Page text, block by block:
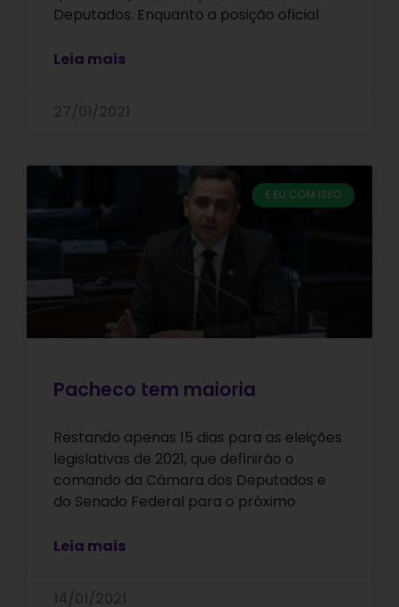
Deputados. Enquanto a posição oficial
Leia mais
E EU COM ISSO
Pacheco tem maioria
Restando apenas 15 dias para as eleições
legislativas de 2021, que definirão o
comando da Câmara dos Deputados e
do Senado Federal para o próximo
Leia mais